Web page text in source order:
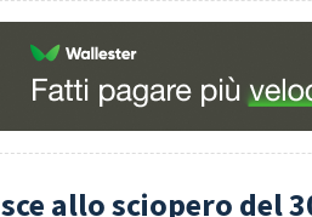
allo sciopero del